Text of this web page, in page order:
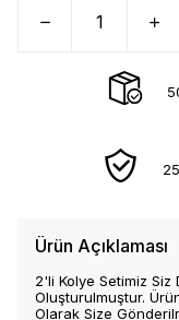
Ürün Açıklaması
2'li Kolye Setimiz
Oluşturulmuştur.
Olarak Size